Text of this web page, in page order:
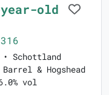
old
Schottland
& Hogshead
vol